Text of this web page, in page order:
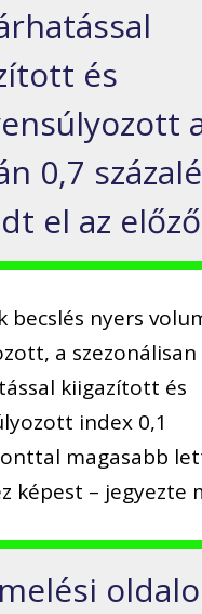
és
0,7
el az
becslés nyers
a szezonálisan
kiigazított és
index 0,1
magasabb
képest – jegyezte